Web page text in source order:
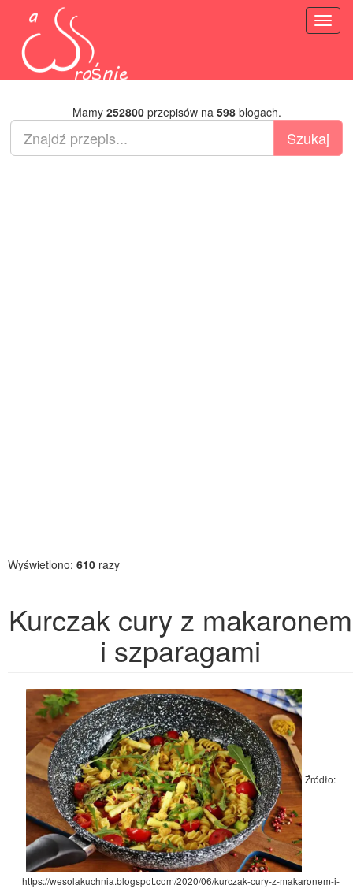
Mamy 252800przepisów na 598blogach.
Wyświetlono: 610 razy
Kurczak cury z makaronem
i szparagami
Źródło:
https://wesolakuchnia.blogspot.com/2020/06/kurczak-cury-z-makaronem-i-